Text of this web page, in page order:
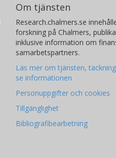
Om tjänsten
Research.chalmers.se
forskning på Chalmers,
inklusive information om
samarbetspartners.
Läs mer om tjänsten,
se informationen
Personuppgifter och cookies
Tillgänglighet
Bibliografibearbetning